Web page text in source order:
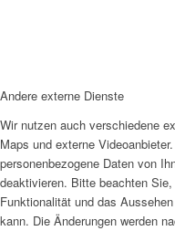
Andere externe Dienste
Wir nutzen auch verschiedene
Maps und externe
personenbezogene Daten von
deaktivieren. Bitte beachten
Funktionalität und das
kann. Die Änderungen werden